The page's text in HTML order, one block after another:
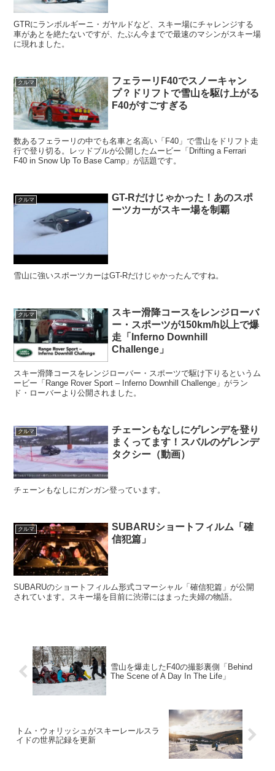
GTRにランボルギーニ・ガヤルドなど、スキー場にチャレンジする
車があとを絶たないですが、たぶん今までで最速のマシンがスキー場
に現れました。
クルマ
フェラーリF40でスノーキャン
プ？ドリフトで雪山を駆け上がる
F40がすごすぎる
数あるフェラーリの中でも名車と名高い「F40」で雪山をドリフト走
行で登り切る。レッドブルが公開したムービー「Drifting a Ferrari
F40 in Snow Up To Base Camp」が話題です。
クルマ
GT-Rだけじゃかった！あのスポ
ーツカーがスキー場を制覇
雪山に強いスポーツカーはGT-Rだけじゃかったんですね。
クルマ
スキー滑降コースをレンジローバ
ー・スポーツが150km/h以上で爆
走「Inferno Downhill
Challenge」
スキー滑降コースをレンジローバー・スポーツで駆け下りるというム
ービー「Range Rover Sport – Inferno Downhill Challenge」がラン
ド・ローバーより公開されました。
クルマ
チェーンもなしにゲレンデを登り
まくってます！スバルのゲレンデ
タクシー（動画）
チェーンもなしにガンガン登っています。
クルマ
SUBARUショートフィルム「確
信犯篇」
SUBARUのショートフィルム形式コマーシャル「確信犯篇」が公開
されています。スキー場を目前に渋滞にはまった夫婦の物語。
雪山を爆走したF40の撮影裏側「Behind
The Scene of A Day In The Life」
トム・ウォリッシュがスキーレールスラ
イドの世界記録を更新